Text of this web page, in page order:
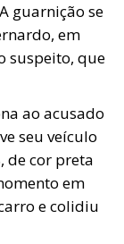
guarnição se
em
suspeito, que
ao acusado
seu veículo
de cor preta
em
e colidiu